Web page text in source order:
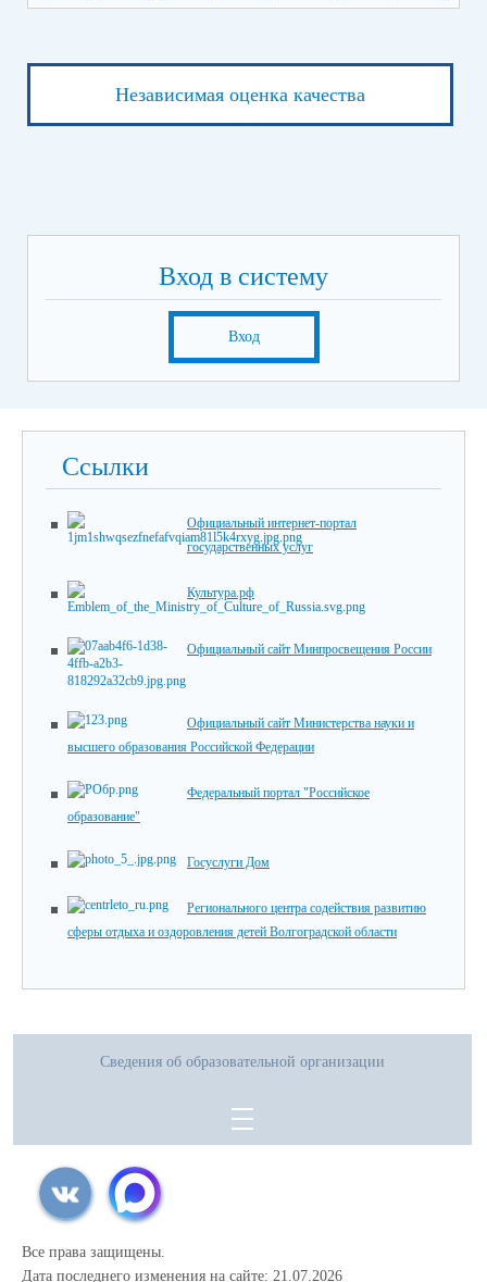
Независимая оценка качества
Вход в систему
Вход
Ссылки
Официальный интернет-портал
государственных услуг
Культура.рф
Официальный сайт Минпросвещения России
Официальный сайт Министерства науки и
высшего образования Российской Федерации
Федеральный портал "Российское
образование"
Госуслуги Дом
Регионального центра содействия развитию
сферы отдыха и оздоровления детей Волгоградской области
Сведения об образовательной организации
Все права защищены.
Дата последнего изменения на сайте: 21.07.2026